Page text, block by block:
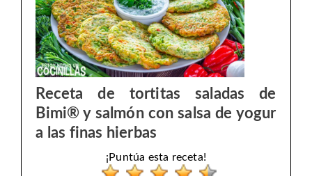
Receta de tortitas saladas de
Bimi® y salmón con salsa de yogur
a las finas hierbas
¡Puntúa esta receta!